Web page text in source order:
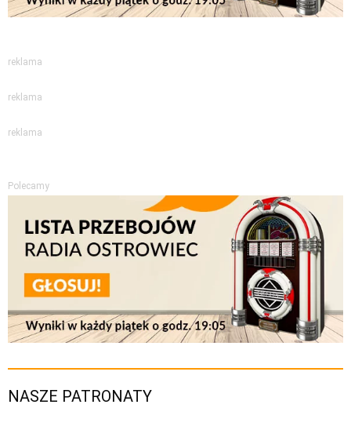
reklama
reklama
reklama
Polecamy
NASZE PATRONATY